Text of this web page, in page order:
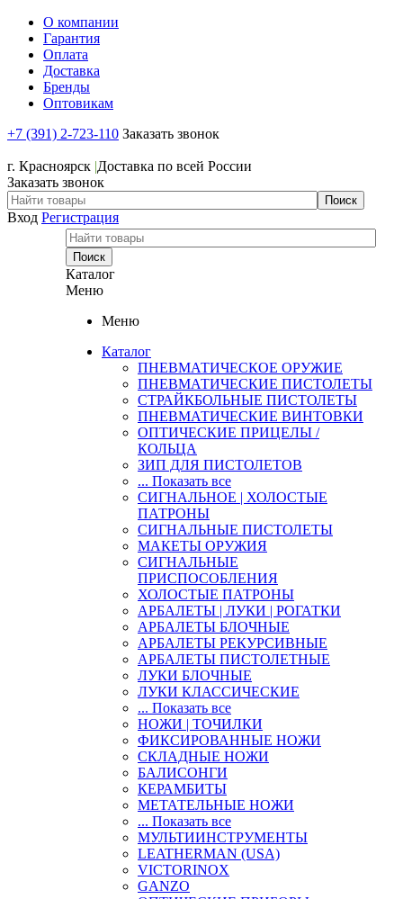
О компании
Гарантия
Оплата
Доставка
Бренды
Оптовикам
+7 (391) 2-723-110 Заказать звонок
г. Красноярск |Доставка по всей России
Заказать звонок
Вход Регистрация
Каталог
Меню
Меню
Каталог
ПНЕВМАТИЧЕСКОЕ ОРУЖИЕ
ПНЕВМАТИЧЕСКИЕ ПИСТОЛЕТЫ
СТРАЙКБОЛЬНЫЕ ПИСТОЛЕТЫ
ПНЕВМАТИЧЕСКИЕ ВИНТОВКИ
ОПТИЧЕСКИЕ ПРИЦЕЛЫ /
КОЛЬЦА
ЗИП ДЛЯ ПИСТОЛЕТОВ
... Показать все
СИГНАЛЬНОЕ | ХОЛОСТЫЕ
ПАТРОНЫ
СИГНАЛЬНЫЕ ПИСТОЛЕТЫ
МАКЕТЫ ОРУЖИЯ
СИГНАЛЬНЫЕ
ПРИСПОСОБЛЕНИЯ
ХОЛОСТЫЕ ПАТРОНЫ
АРБАЛЕТЫ | ЛУКИ | РОГАТКИ
АРБАЛЕТЫ БЛОЧНЫЕ
АРБАЛЕТЫ РЕКУРСИВНЫЕ
АРБАЛЕТЫ ПИСТОЛЕТНЫЕ
ЛУКИ БЛОЧНЫЕ
ЛУКИ КЛАССИЧЕСКИЕ
... Показать все
НОЖИ | ТОЧИЛКИ
ФИКСИРОВАННЫЕ НОЖИ
СКЛАДНЫЕ НОЖИ
БАЛИСОНГИ
КЕРАМБИТЫ
МЕТАТЕЛЬНЫЕ НОЖИ
... Показать все
МУЛЬТИИНСТРУМЕНТЫ
LEATHERMAN (USA)
VICTORINOX
GANZO